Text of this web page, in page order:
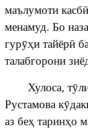
маълумоти касбӣ
менамуд. Бо
гурӯҳи тайёрӣ
талабгорони
Хулоса, тӯ
Рустамова кӯ
аз беҳ таринҳо